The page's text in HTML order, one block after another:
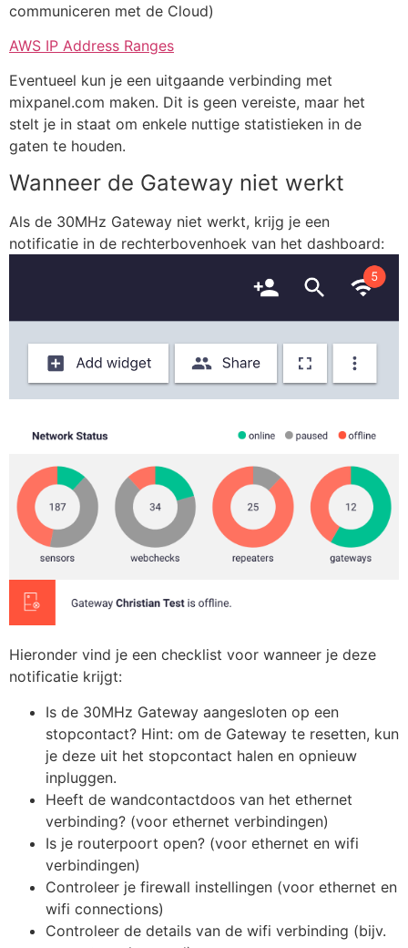
communiceren met de Cloud)
AWS IP Address Ranges
Eventueel kun je een uitgaande verbinding met
mixpanel.com maken. Dit is geen vereiste, maar het
stelt je in staat om enkele nuttige statistieken in de
gaten te houden.
Wanneer de Gateway niet werkt
Als de 30MHz Gateway niet werkt, krijg je een
notificatie in de rechterbovenhoek van het dashboard:
Hieronder vind je een checklist voor wanneer je deze
notificatie krijgt:
Is de 30MHz Gateway aangesloten op een
stopcontact? Hint: om de Gateway te resetten, kun
je deze uit het stopcontact halen en opnieuw
inpluggen.
Heeft de wandcontactdoos van het ethernet
verbinding? (voor ethernet verbindingen)
Is je routerpoort open? (voor ethernet en wifi
verbindingen)
Controleer je firewall instellingen (voor ethernet en
wifi connections)
Controleer de details van de wifi verbinding (bijv.